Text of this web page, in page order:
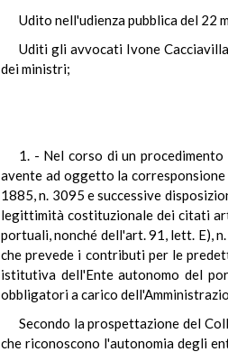
Udito nell'udienza pubblica del 22
Uditi gli avvocati Ivone
dei ministri;
1. - Nel corso di un
avente ad oggetto la
1885, n. 3095 e successive
legittimità costituzionale dei citati
portuali, nonché dell'art. 91, lett. E),
che prevede i contributi per le
istitutiva dell'Ente autonomo del
obbligatori a carico
Secondo la prospettazione del
che riconoscono l'autonomia degli